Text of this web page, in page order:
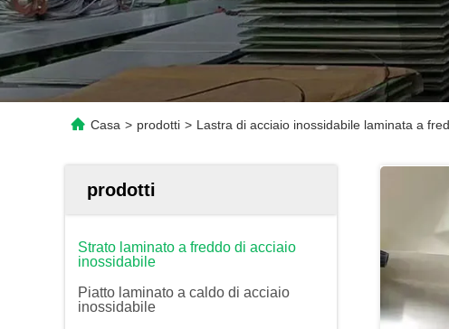
Casa > prodotti > Lastra di acciaio inossidabile laminata a
prodotti
Strato laminato a freddo di acciaio
inossidabile
Piatto laminato a caldo di acciaio
inossidabile